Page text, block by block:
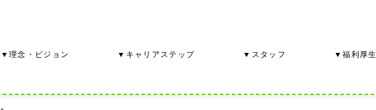
▼理念・ビジョン ▼キャリアステップ ▼スタッフ ▼福利厚生